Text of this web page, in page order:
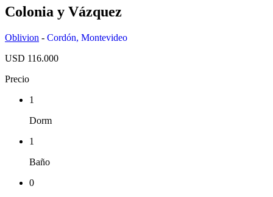
Colonia y Vázquez
Oblivion - Cordón, Montevideo
USD 116.000
Precio
1
Dorm
1
Baño
0